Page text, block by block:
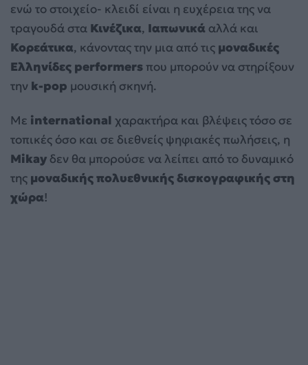
ενώ το στοιχείο- κλειδί είναι η ευχέρεια της να
τραγουδά στα Κινέζικα, Ιαπωνικά αλλά και
Κορεάτικα, κάνοντας την μια από τις μοναδικές
Ελληνίδες performers που μπορούν να στηρίξουν
την k-pop μουσική σκηνή.
Με international χαρακτήρα και βλέψεις τόσο σε
τοπικές όσο και σε διεθνείς ψηφιακές πωλήσεις, η
Mikay δεν θα μπορούσε να λείπει από το δυναμικό
της μοναδικής πολυεθνικής δισκογραφικής στη
χώρα!